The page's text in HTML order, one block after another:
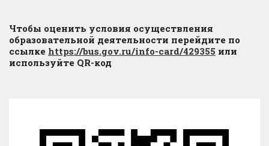
Чтобы оценить условия осуществления
образовательной деятельности перейдите по
ссылке https://bus.gov.ru/info-card/429355 или
используйте QR-код